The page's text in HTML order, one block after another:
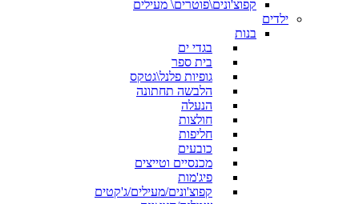
קפוצ'ונים\פוטרים\ מעילים
ילדים
בנות
בגדי ים
בית ספר
גופיות פלנל\גטקס
הלבשה תחתונה
הנעלה
חולצות
חליפות
כובעים
מכנסיים וטייצים
פיג'מות
קפוצ'ונים/מעילים/ג'קטים